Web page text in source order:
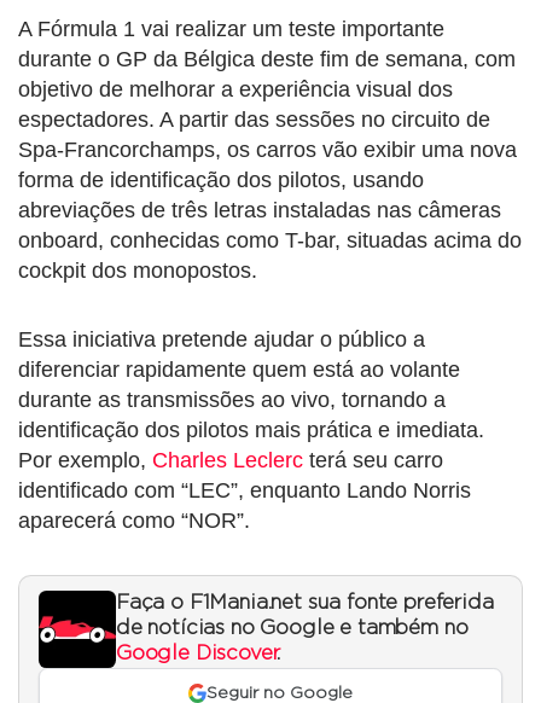
A Fórmula 1 vai realizar um teste importante
durante o GP da Bélgica deste fim de semana, com
objetivo de melhorar a experiência visual dos
espectadores. A partir das sessões no circuito de
Spa-Francorchamps, os carros vão exibir uma nova
forma de identificação dos pilotos, usando
abreviações de três letras instaladas nas câmeras
onboard, conhecidas como T-bar, situadas acima do
cockpit dos monopostos.
Essa iniciativa pretende ajudar o público a
diferenciar rapidamente quem está ao volante
durante as transmissões ao vivo, tornando a
identificação dos pilotos mais prática e imediata.
Por exemplo, Charles Leclerc terá seu carro
identificado com “LEC”, enquanto Lando Norris
aparecerá como “NOR”.
Faça o F1Mania.net sua fonte preferida
de notícias no Google e também no
Google Discover.
Seguir no Google